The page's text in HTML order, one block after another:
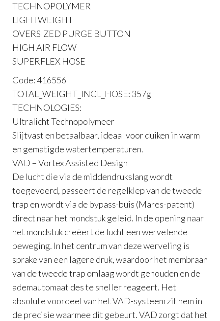
TECHNOPOLYMER
LIGHTWEIGHT
OVERSIZED PURGE BUTTON
HIGH AIR FLOW
SUPERFLEX HOSE
Code: 416556
TOTAL_WEIGHT_INCL_HOSE: 357g
TECHNOLOGIES:
Ultralicht Technopolymeer
Slijtvast en betaalbaar, ideaal voor duiken in warm
en gematigde watertemperaturen.
VAD – Vortex Assisted Design
De lucht die via de middendrukslang wordt
toegevoerd, passeert de regelklep van de tweede
trap en wordt via de bypass-buis (Mares-patent)
direct naar het mondstuk geleid. In de opening naar
het mondstuk creëert de lucht een wervelende
beweging. In het centrum van deze werveling is
sprake van een lagere druk, waardoor het membraan
van de tweede trap omlaag wordt gehouden en de
ademautomaat des te sneller reageert. Het
absolute voordeel van het VAD-systeem zit hem in
de precisie waarmee dit gebeurt. VAD zorgt dat het